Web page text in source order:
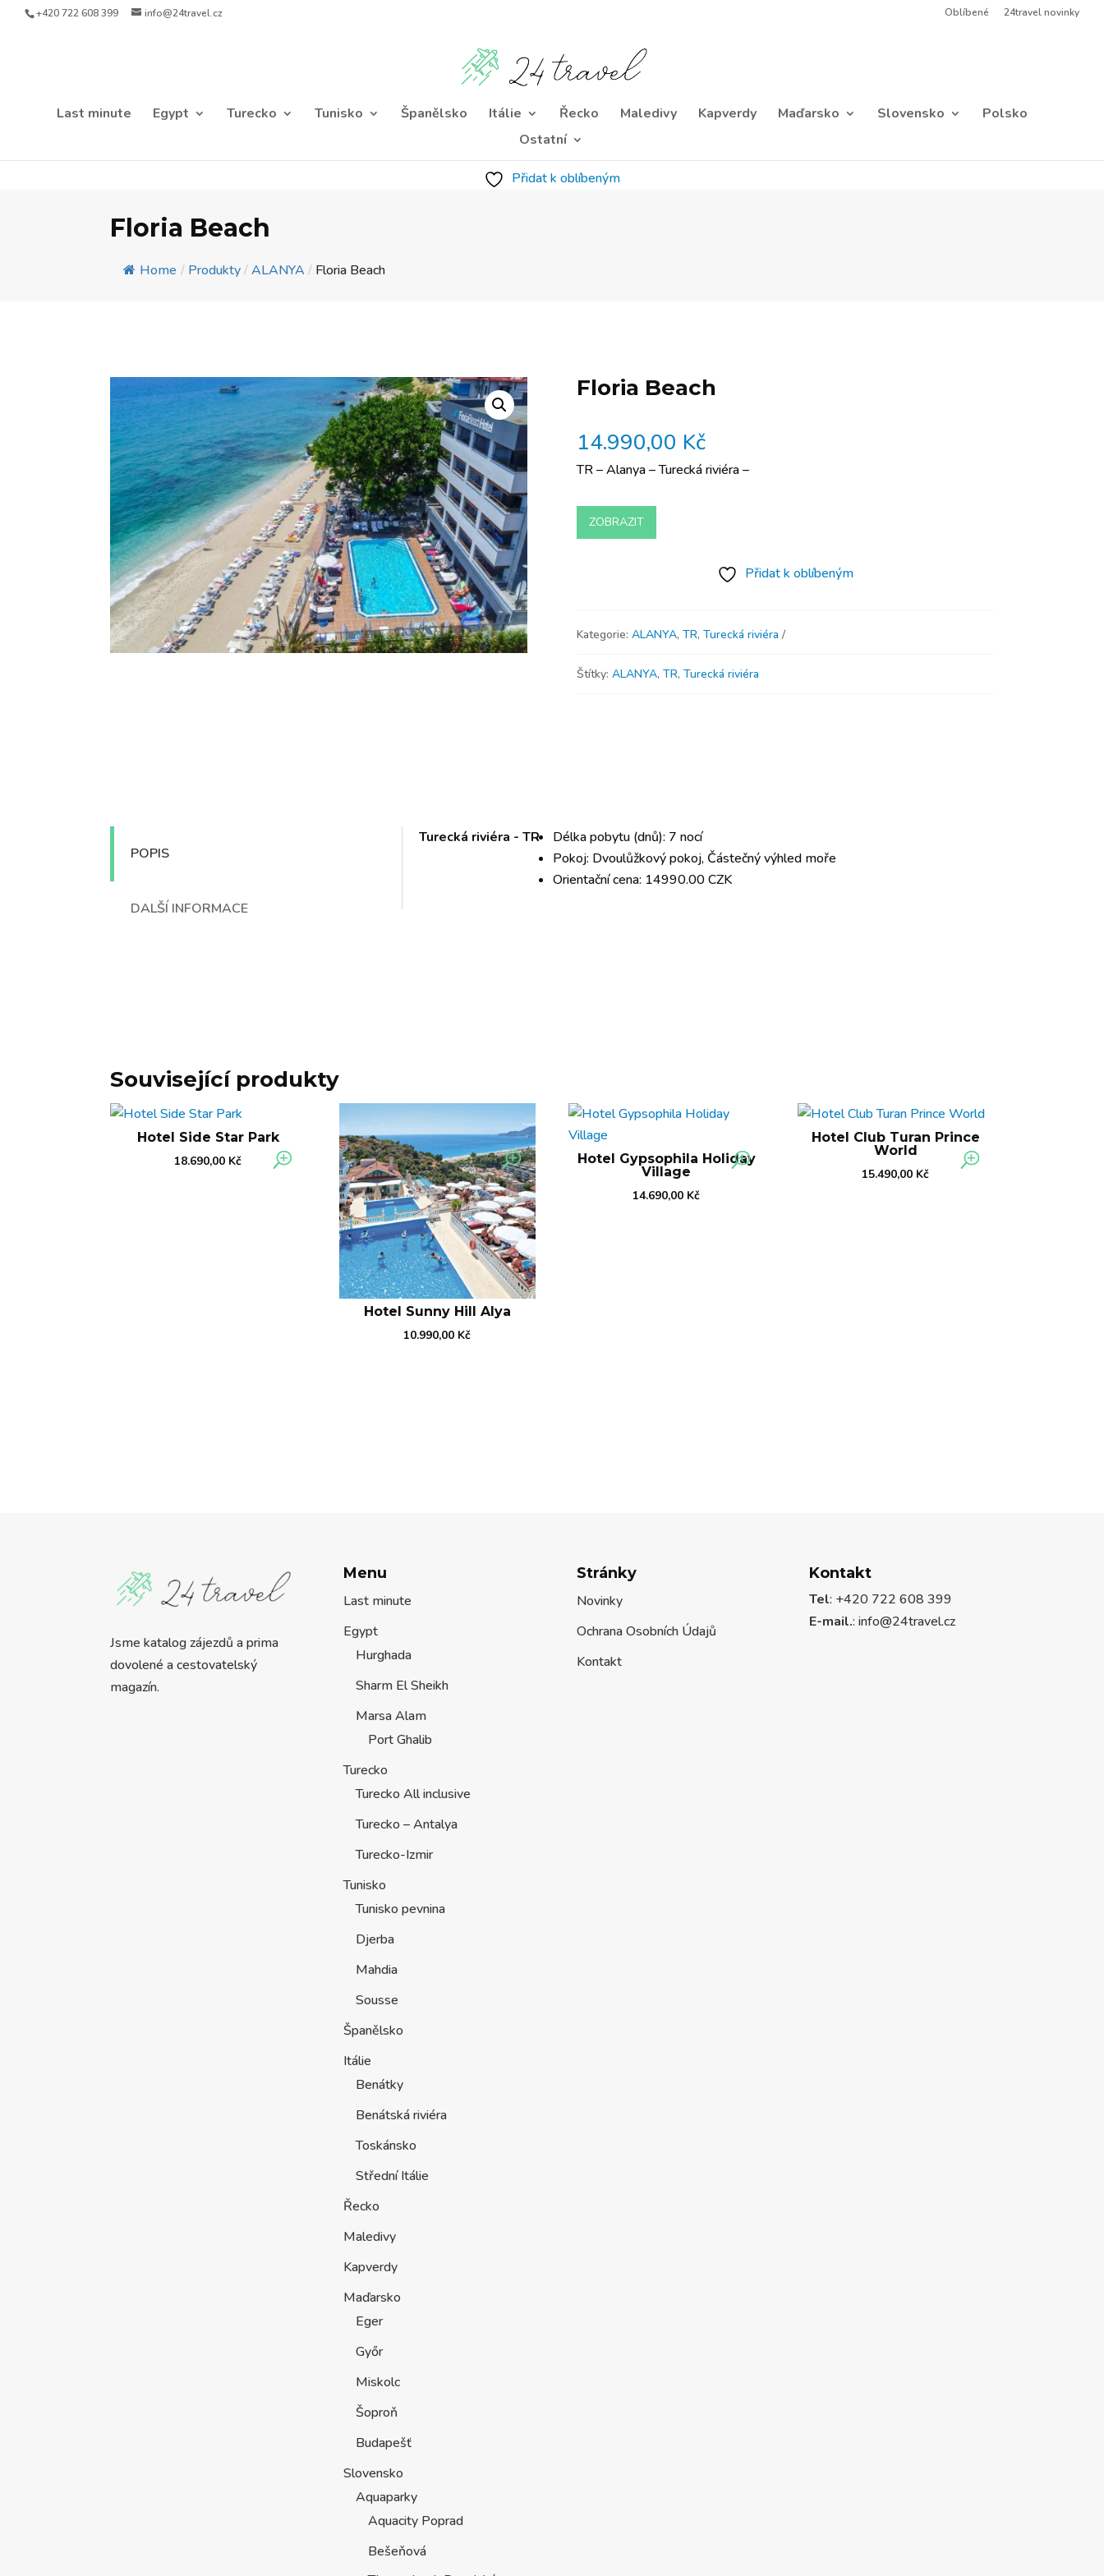
+420 722 608 399 info@24travel.cz Oblíbené 24travel novinky
Last minute Egypt Turecko Tunisko Španělsko Itálie Řecko Maledivy Kapverdy Maďarsko Slovensko
Polsko
Ostatní
Přidat k oblíbeným
Floria Beach
Home / Produkty / ALANYA / Floria Beach
Floria Beach
14.990,00 Kč
TR – Alanya – Turecká riviéra –
ZOBRAZIT
Přidat k oblíbeným
Kategorie: ALANYA, TR, Turecká riviéra
Štítky: ALANYA, TR, Turecká riviéra
POPIS
DALŠÍ INFORMACE
Turecká riviéra - TR
Délka pobytu (dnů): 7 nocí
Pokoj: Dvoulůžkový pokoj, Částečný výhled moře
Orientační cena: 14990.00 CZK
Související produkty
Hotel Side Star Park
18.690,00 Kč
Hotel Sunny Hill Alya
10.990,00 Kč
Hotel Gypsophila Holiday
Village
14.690,00 Kč
Hotel Club Turan Prince
World
15.490,00 Kč
Jsme katalog zájezdů a prima
dovolené a cestovatelský
magazín.
Menu
Last minute
Egypt
Hurghada
Sharm El Sheikh
Marsa Alam
Port Ghalib
Turecko
Turecko All inclusive
Turecko – Antalya
Turecko-Izmir
Tunisko
Tunisko pevnina
Djerba
Mahdia
Sousse
Španělsko
Itálie
Benátky
Benátská riviéra
Toskánsko
Střední Itálie
Řecko
Maledivy
Kapverdy
Maďarsko
Eger
Győr
Miskolc
Šoproň
Budapešť
Slovensko
Aquaparky
Aquacity Poprad
Bešeňová
Stránky
Novinky
Ochrana Osobních Údajů
Kontakt
Kontakt
Tel: +420 722 608 399
E-mail.:info@24travel.cz